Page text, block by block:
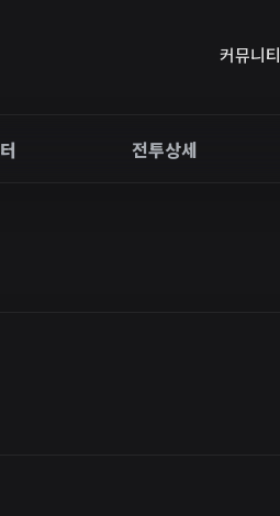
커뮤니티
전투상세